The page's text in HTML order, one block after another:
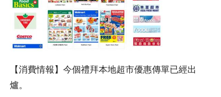
【消費情報】今個禮拜本地超市優惠傳單已經出
爐。